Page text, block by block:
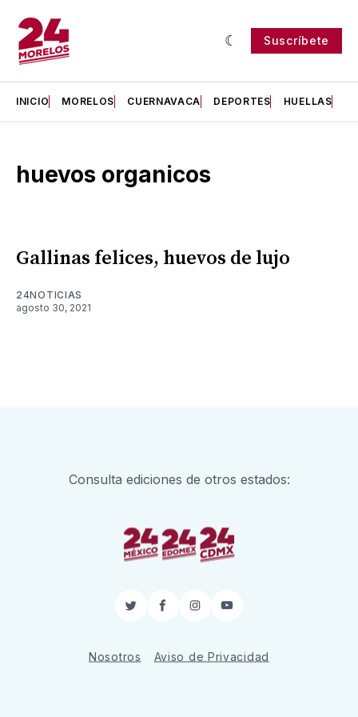
Suscríbete
INICIO MORELOS CUERNAVACA DEPORTES HUELLAS
huevos organicos
Gallinas felices, huevos de lujo
24NOTICIAS
agosto 30, 2021
Consulta ediciones de otros estados:
TwitterFacebook
InstagramYouTube
Nosotros Aviso de Privacidad